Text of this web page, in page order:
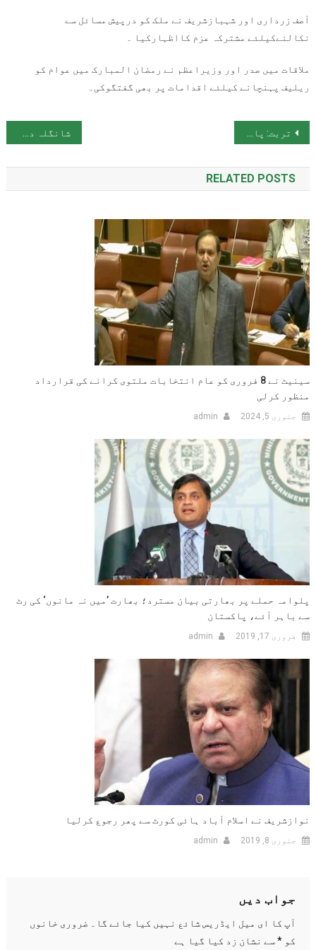
آصف زرداری اور شہبازشریف نے ملک کو درپیش مسائل سے
نکالنےکیلئے مشترکہ عزم کااظہارکیا ۔
ملاقات میں صدر اور وزیراعظم نے رمضان المبارک میں عوام کو
ریلیف پہنچانے کیلئے اقدامات پر بھی گفتگوکی۔
پوسٹوں کی نیویگیشن
تربت: پاکستان نیول ایئر بیس پر حملہ ناکام، 4 دہشتگرد ہلاک، سپاہی شہید شانگلہ دھماکہ: وفاقی وزیر داخلہ کی چینی سفارتخانے آمد، سفیر کو تفصیلات سے آگاہ کیا
RELATED POSTS
سینیٹ نے 8 فروری کو عام انتخابات ملتوی کرانے کی قرارداد
منظور کرلی
جنوری 5, 2024 admin
پلوامہ حملے پر بھارتی بیان مسترد؛ بھارت ’میں نہ مانوں‘ کی رٹ
سے باہر آئے، پاکستان
فروری 17, 2019 admin
نوازشریف نے اسلام آباد ہائی کورٹ سے پھر رجوع کرلیا
جنوری 8, 2019 admin
جواب دیں
آپ کا ای میل ایڈریس شائع نہیں کیا جائے گا۔ ضروری خانوں
کو *سے نشان زد کیا گیا ہے